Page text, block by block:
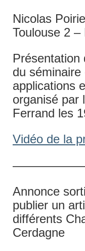
Nicolas
Toulouse 2 –
Présentation
du
applications
organisé par
Ferrand les
Vidéo de la
Annonce
publier un
différents
Cerdagne